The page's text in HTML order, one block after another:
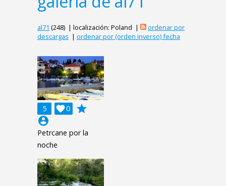
al71 (248) | localización: Poland |
ordenar por
descargas | ordenar por (orden inverso) fecha
5 0

grade
account_circle
Petrcane por la
noche